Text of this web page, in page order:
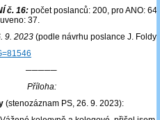
č. 16: počet poslanců: 200, pro ANO:
37.
9. 2023 (podle návrhu poslance J.
─────
Příloha:
(stenozáznam PS, 26. 9. 2023):